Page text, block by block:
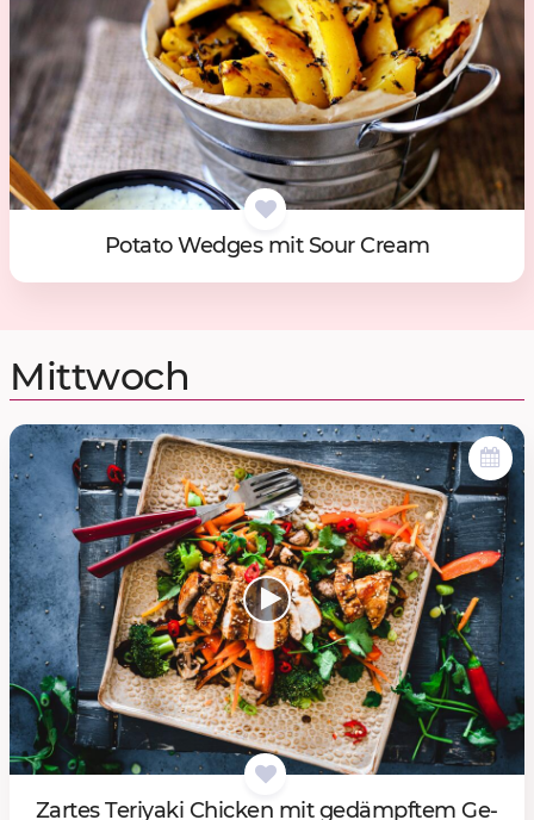
Po­ta­to Wed­ges mit Sour Cream
Mittwoch
Zar­tes Te­riya­ki Chi­cken mit ge­dämpf­tem Ge­